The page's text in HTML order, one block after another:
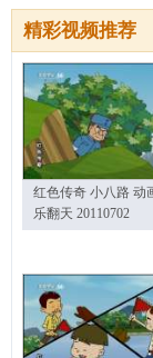
精彩视频推荐
红色传奇 小八路 动
乐翻天 20110702